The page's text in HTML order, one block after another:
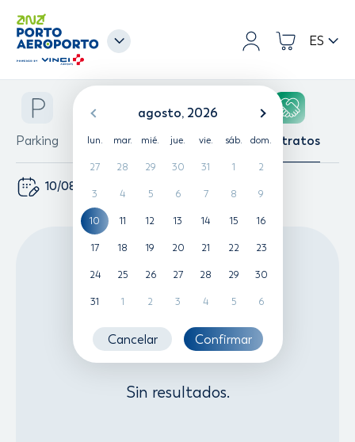
PORTO
ALGARVE
ES
Parking Lounge Fast-Track Contratos
10/08/2026
agosto, 2026
lun. mar. mié. jue. vie. sáb. dom.
27 28 29 30 31 1 2
3 4 5 6 7 8 9
10 11 12 13 14 15 16
17 18 19 20 21 22 23
24 25 26 27 28 29 30
31 1 2 3 4 5 6
Cancelar Confirmar
Sin resultados.